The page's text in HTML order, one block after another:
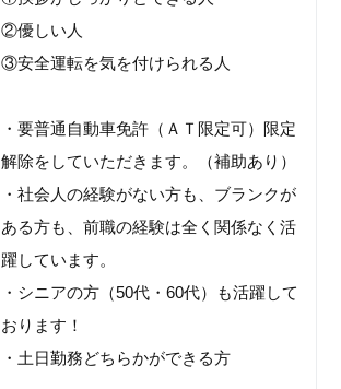
②優しい人
③安全運転を気を付けられる人
・要普通自動車免許（ＡＴ限定可）限定
解除をしていただきます。（補助あり）
・社会人の経験がない方も、ブランクが
ある方も、前職の経験は全く関係なく活
躍しています。
・シニアの方（50代・60代）も活躍して
おります！
・土日勤務どちらかができる方